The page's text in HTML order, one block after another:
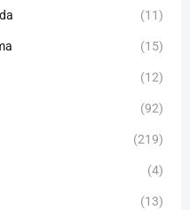
(11)
(15)
(12)
(92)
(219)
(4)
(13)